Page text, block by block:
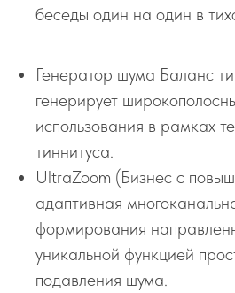
беседы один на один в
Генератор шума Баланс
генерирует
использования в рамках
тиннитуса.
UltraZoom (Бизнес с
адаптивная
формирования
уникальной функцией
подавления шума.